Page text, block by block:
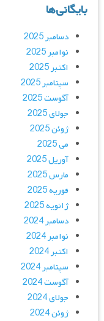
بایگانی‌ها
دسامبر 2025
نوامبر 2025
اکتبر 2025
سپتامبر 2025
آگوست 2025
جولای 2025
ژوئن 2025
می 2025
آوریل 2025
مارس 2025
فوریه 2025
ژانویه 2025
دسامبر 2024
نوامبر 2024
اکتبر 2024
سپتامبر 2024
آگوست 2024
جولای 2024
ژوئن 2024